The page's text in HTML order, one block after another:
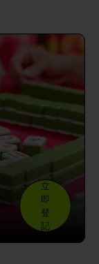
立
即
登
記